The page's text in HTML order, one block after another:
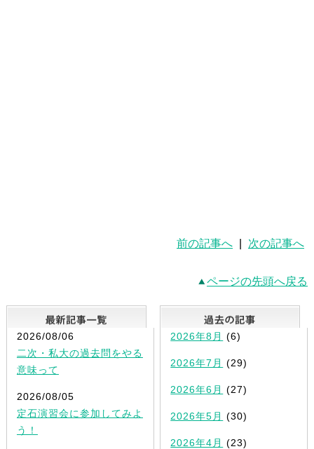
前の記事へ 次の記事へ
ページの先頭へ戻る
最新記事一覧
2026/08/06
二次・私大の過去問をやる
意味って
2026/08/05
定石演習会に参加してみよ
う！
2026年8月 (6)
2026年7月 (29)
2026年6月 (27)
2026年5月 (30)
2026年4月 (23)